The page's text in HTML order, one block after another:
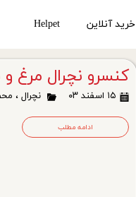
خرید آنلاین Helpet
کنسرو نچرال مرغ
۱۵ اسفند ۰۳ نچرال ،
ادامه مطلب